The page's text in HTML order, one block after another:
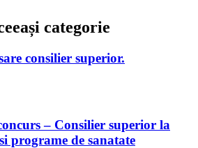
categorie
consilier superior.
– Consilier superior la
programe de sanatate